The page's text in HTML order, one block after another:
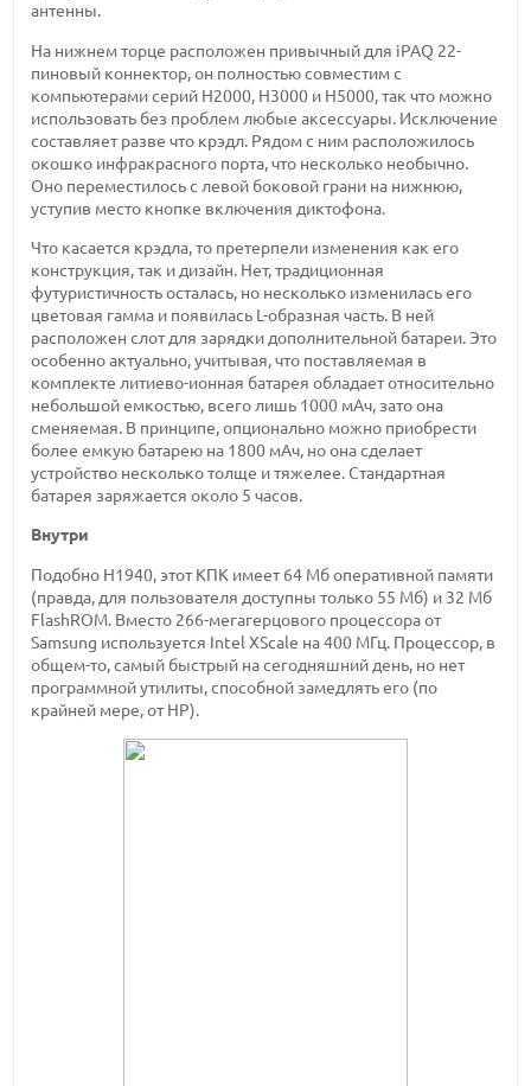
антенны.
На нижнем торце расположен привычный для iPAQ 22-
пиновый коннектор, он полностью совместим с
компьютерами серий H2000, H3000 и H5000, так что можно
использовать без проблем любые аксессуары. Исключение
составляет разве что крэдл. Рядом с ним расположилось
окошко инфракрасного порта, что несколько необычно.
Оно переместилось с левой боковой грани на нижнюю,
уступив место кнопке включения диктофона.
Что касается крэдла, то претерпели изменения как его
конструкция, так и дизайн. Нет, традиционная
футуристичность осталась, но несколько изменилась его
цветовая гамма и появилась L-образная часть. В ней
расположен слот для зарядки дополнительной батареи. Это
особенно актуально, учитывая, что поставляемая в
комплекте литиево-ионная батарея обладает относительно
небольшой емкостью, всего лишь 1000 мАч, зато она
сменяемая. В принципе, опционально можно приобрести
более емкую батарею на 1800 мАч, но она сделает
устройство несколько толще и тяжелее. Стандартная
батарея заряжается около 5 часов.
Внутри
Подобно H1940, этот КПК имеет 64 Мб оперативной памяти
(правда, для пользователя доступны только 55 Мб) и 32 Мб
FlashROM. Вместо 266-мегагерцового процессора от
Samsung используется Intel XScale на 400 МГц. Процессор, в
общем-то, самый быстрый на сегодняшний день, но нет
программной утилиты, способной замедлять его (по
крайней мере, от HP).